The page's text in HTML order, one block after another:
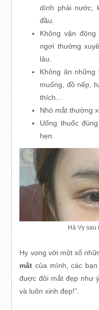
dính phải nước,
đầu.
Không vận
ngơi thường
lâu.
Không ăn
muống, đồ nếp,
thích…
Nhỏ mắt thường
Uống thuốc
hẹn.
Hà Vy sau
Hy vọng với một số
mắt của mình, các
được đôi mắt đẹp như
và luôn xinh đẹp!”.